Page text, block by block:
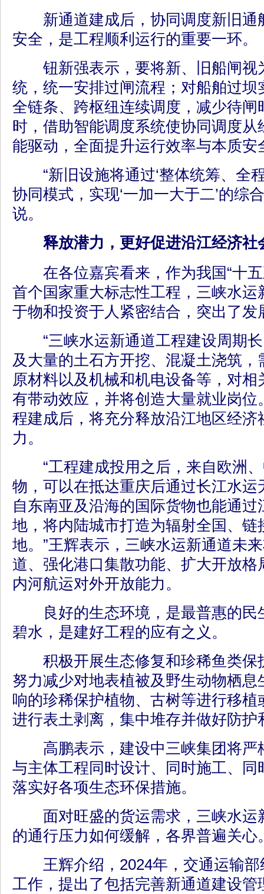
新通道建成后，协同调度新旧通
安全，是工程顺利运行的重要一环。
钮新强表示，要将新、旧船闸视
统，统一安排过闸流程；对船舶过坝
全链条、跨枢纽连续调度，减少待闸
时，借助智能调度系统使协同调度
能驱动，全面提升运行效率与本质安
“新旧设施将通过‘整体统筹、全
协同模式，实现‘一加一大于二’的综
说。
释放潜力，更好促进沿江经济社
在各位嘉宾看来，作为我国“十五
首个国家重大标志性工程，三峡水运
于物和投资于人紧密结合，突出了发
“三峡水运新通道工程建设周期长
及大量的土石方开挖、混凝土浇筑
原材料以及机械和机电设备等，对
有带动效应，并将创造大量就业岗位
程建成后，将充分释放沿江地区经济
力。
“工程建成投用之后，来自欧洲、
物，可以在抵达重庆后通过长江水运
自东南亚及沿海的国际货物也能通
地，将内陆城市打造为辐射全国、链
地。”王辉表示，三峡水运新通道未
道、强化港口集散功能、扩大开放格
内河航运对外开放能力。
良好的生态环境，是最普惠的民
碧水，是建好工程的应有之义。
积极开展生态修复和珍稀鱼类保
努力减少对地表植被及野生动物栖
响的珍稀保护植物、古树等进行移
进行表土剥离，集中堆存并做好防
高鹏表示，建设中三峡集团将严
与主体工程同时设计、同时施工、同
落实好各项生态环保措施。
面对旺盛的货运需求，三峡水运
的通行压力如何缓解，各界普遍关心
王辉介绍，2024年，交通运输部
工作，提出了包括完善新通道建设管